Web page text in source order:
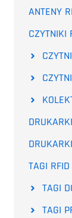
ANTENY
CZYTNIKI
TAGI RFID
TAGI
TAGI